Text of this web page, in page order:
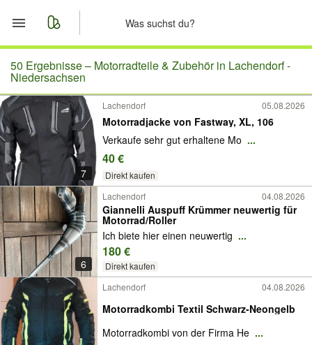
Start
Merkliste
Nachrichten
Anzeige aufgeben
50 Ergebnisse – Motorradteile & Zubehör in Lachendorf -
Niedersachsen
7
Lachendorf 05.08.2026
Motorradjacke von Fastway, XL, 106
Verkaufe sehr gut erhaltene Mo ...
40 €
Direkt kaufen
6
Lachendorf 04.08.2026
Giannelli Auspuff Krümmer neuwertig für
Motorrad/Roller
Ich biete hier einen neuwertig ...
180 €
Direkt kaufen
Lachendorf 04.08.2026
Motorradkombi Textil Schwarz-Neongelb
Motorradkombi von der Firma He ...